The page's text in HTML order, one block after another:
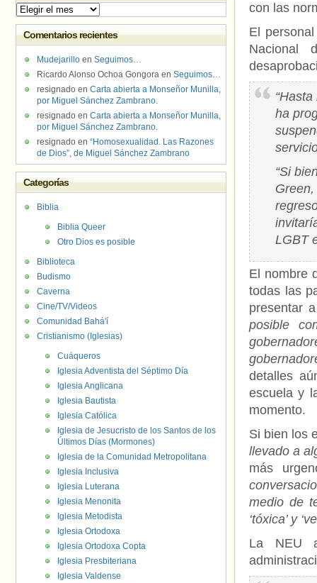
con las
El
Nacional
ha
“Si
LGBT
El nombre
todas las
presentar
posible
detalles
escuela y
momento.
Si bien los
llevado a
más
medio de
‘tóxica’ y
La NEU
Archivos
Comentarios recientes
Mudejarillo en Seguimos…
Ricardo Alonso Ochoa Gongora en Seguimos…
resignado en Carta abierta a Monseñor Munilla,
por Miguel Sánchez Zambrano.
resignado en Carta abierta a Monseñor Munilla,
por Miguel Sánchez Zambrano.
resignado en “Homosexualidad. Las Razones
de Dios”, de Miguel Sánchez Zambrano
Categorías
Biblia
Biblia Queer
Otro Dios es posible
Biblioteca
Budismo
Caverna
Cine/TV/Videos
Comunidad Bahá'í
Cristianismo (Iglesias)
Cuáqueros
Iglesia Adventista del Séptimo Día
Iglesia Anglicana
Iglesia Bautista
Iglesia Católica
Iglesia de Jesucristo de los Santos de los
Últimos Días (Mormones)
Iglesia de la Comunidad Metropolitana
Iglesia Inclusiva
Iglesia Luterana
Iglesia Menonita
Iglesia Metodista
Iglesia Ortodoxa
Iglesia Ortodoxa Copta
Iglesia Presbiteriana
Iglesia Valdense